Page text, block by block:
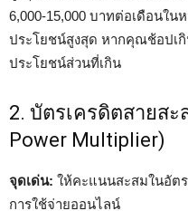
6,000-15,000 บาทต่อเดือนใ
ประโยชน์สูงสุด หากคุณช้อปเ
ประโยชน์ส่วนที่เกิน
2. บัตรเครดิตสายส
Power Multiplier)
จุดเด่น: ให้คะแนนสะสมในอัต
การใช้จ่ายออนไลน์